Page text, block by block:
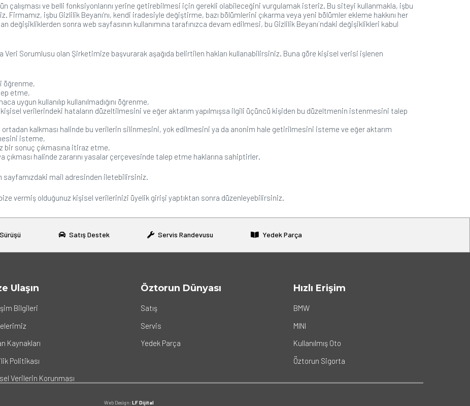
çalışması ve belli fonksiyonlarını yerine getirebilmesi için gerekli olabileceğini vurgulamak isteriz. Bu siteyi kullanmakla, işbu
Firmamız, işbu Gizlilik Beyanı’nı, kendi iradesiyle değiştirme, bazı bölümlerini çıkarma veya yeni bölümler ekleme hakkını her
değişikliklerden sonra web sayfasının kullanımına tarafınızca devam edilmesi, bu Gizlilik Beyanı´ndaki değişiklikleri kabul
Veri Sorumlusu olan Şirketimize başvurarak aşağıda belirtilen hakları kullanabilirsiniz. Buna göre kişisel verisi işlenen
öğrenme,
etme,
uygun kullanılıp kullanılmadığını öğrenme,
verilerindeki hataların düzeltilmesini ve eğer aktarım yapılmışsa ilgili üçüncü kişiden bu düzeltmenin istenmesini talep
kalkması halinde bu verilerin silinmesini, yok edilmesini ya da anonim hale getirilmesini isteme ve eğer aktarım
isteme,
sonuç çıkmasına itiraz etme,
çıkması halinde zararını yasalar çerçevesinde talep etme haklarına sahiptirler.
sayfamızdaki mail adresinden iletebilirsiniz.
vermiş olduğunuz kişisel verilerinizi üyelik girişi yaptıktan sonra düzenleyebilirsiniz.
Satış Destek Servis Randevusu Yedek Parça
Ulaşın
Bilgileri
Kaynakları
Politikası
Verilerin Korunması
Öztorun Dünyası
Satış
Servis
Yedek Parça
Hızlı Erişim
BMW
MINI
Kullanılmış Oto
Öztorun Sigorta
Web Design: LF Dijital